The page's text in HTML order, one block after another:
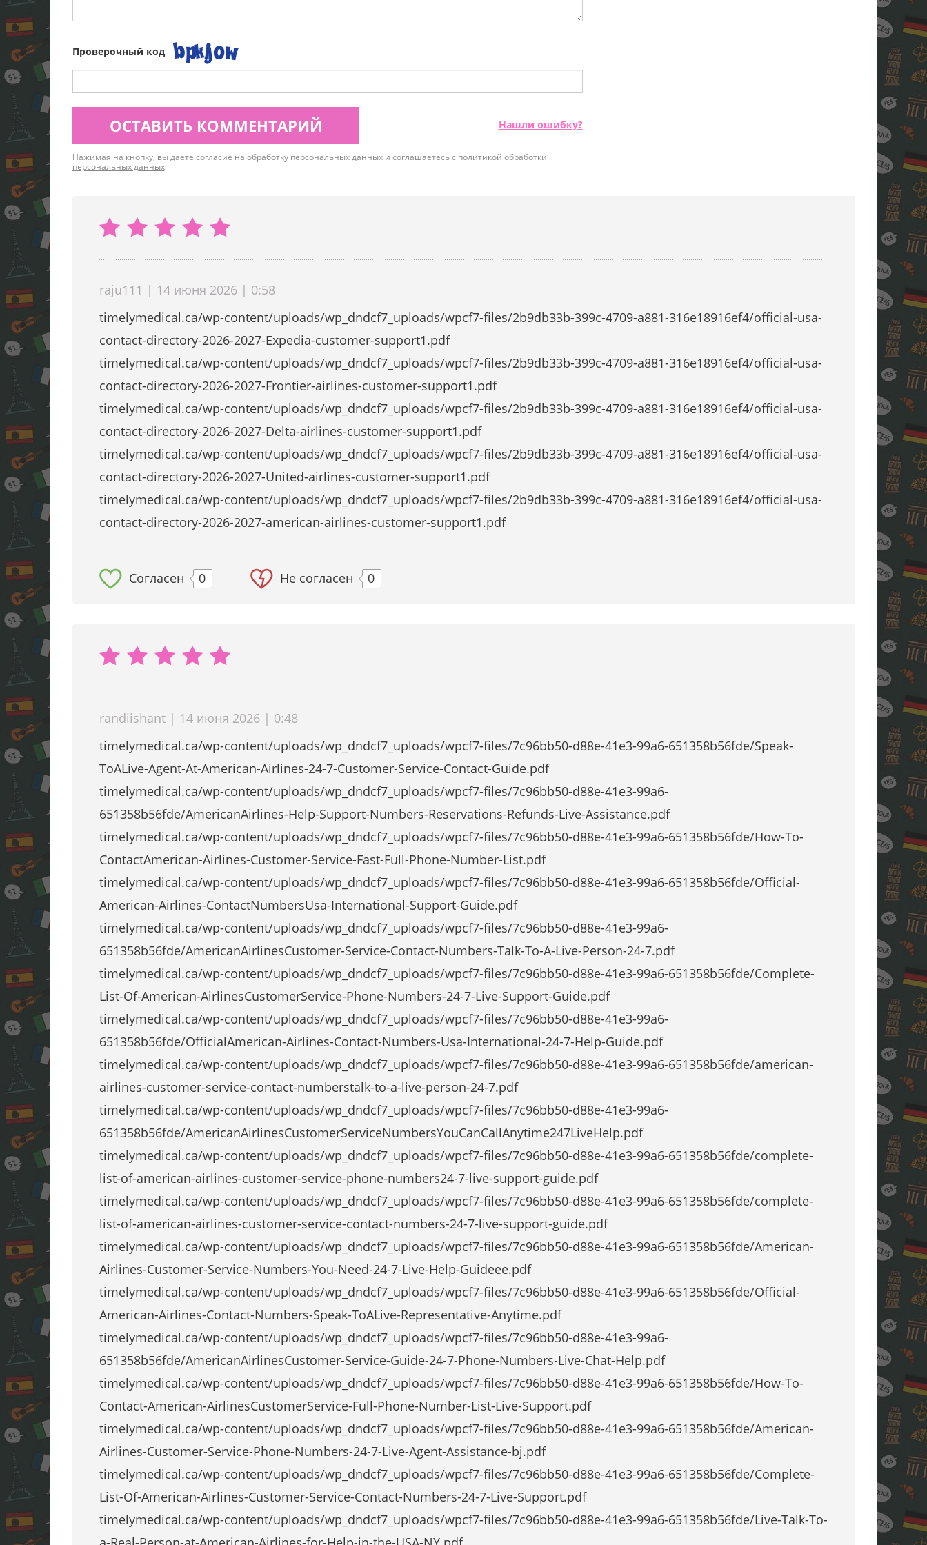
Проверочный код
ОСТАВИТЬ КОММЕНТАРИЙ Нашли ошибку?
Нажимая на кнопку, вы даёте согласие на обработку персональных данных и соглашаетесь с политикой обработки
персональных данных.
raju111 | 14 июня 2026 | 0:58
timelymedical.ca/wp-content/uploads/wp_dndcf7_uploads/wpcf7-files/2b9db33b-399c-4709-a881-316e18916ef4/official-usa-
contact-directory-2026-2027-Expedia-customer-support1.pdf
timelymedical.ca/wp-content/uploads/wp_dndcf7_uploads/wpcf7-files/2b9db33b-399c-4709-a881-316e18916ef4/official-usa-
contact-directory-2026-2027-Frontier-airlines-customer-support1.pdf
timelymedical.ca/wp-content/uploads/wp_dndcf7_uploads/wpcf7-files/2b9db33b-399c-4709-a881-316e18916ef4/official-usa-
contact-directory-2026-2027-Delta-airlines-customer-support1.pdf
timelymedical.ca/wp-content/uploads/wp_dndcf7_uploads/wpcf7-files/2b9db33b-399c-4709-a881-316e18916ef4/official-usa-
contact-directory-2026-2027-United-airlines-customer-support1.pdf
timelymedical.ca/wp-content/uploads/wp_dndcf7_uploads/wpcf7-files/2b9db33b-399c-4709-a881-316e18916ef4/official-usa-
contact-directory-2026-2027-american-airlines-customer-support1.pdf
Согласен 0 Не согласен 0
randiishant | 14 июня 2026 | 0:48
timelymedical.ca/wp-content/uploads/wp_dndcf7_uploads/wpcf7-files/7c96bb50-d88e-41e3-99a6-651358b56fde/Speak-
ToALive-Agent-At-American-Airlines-24-7-Customer-Service-Contact-Guide.pdf
timelymedical.ca/wp-content/uploads/wp_dndcf7_uploads/wpcf7-files/7c96bb50-d88e-41e3-99a6-
651358b56fde/AmericanAirlines-Help-Support-Numbers-Reservations-Refunds-Live-Assistance.pdf
timelymedical.ca/wp-content/uploads/wp_dndcf7_uploads/wpcf7-files/7c96bb50-d88e-41e3-99a6-651358b56fde/How-To-
ContactAmerican-Airlines-Customer-Service-Fast-Full-Phone-Number-List.pdf
timelymedical.ca/wp-content/uploads/wp_dndcf7_uploads/wpcf7-files/7c96bb50-d88e-41e3-99a6-651358b56fde/Official-
American-Airlines-ContactNumbersUsa-International-Support-Guide.pdf
timelymedical.ca/wp-content/uploads/wp_dndcf7_uploads/wpcf7-files/7c96bb50-d88e-41e3-99a6-
651358b56fde/AmericanAirlinesCustomer-Service-Contact-Numbers-Talk-To-A-Live-Person-24-7.pdf
timelymedical.ca/wp-content/uploads/wp_dndcf7_uploads/wpcf7-files/7c96bb50-d88e-41e3-99a6-651358b56fde/Complete-
List-Of-American-AirlinesCustomerService-Phone-Numbers-24-7-Live-Support-Guide.pdf
timelymedical.ca/wp-content/uploads/wp_dndcf7_uploads/wpcf7-files/7c96bb50-d88e-41e3-99a6-
651358b56fde/OfficialAmerican-Airlines-Contact-Numbers-Usa-International-24-7-Help-Guide.pdf
timelymedical.ca/wp-content/uploads/wp_dndcf7_uploads/wpcf7-files/7c96bb50-d88e-41e3-99a6-651358b56fde/american-
airlines-customer-service-contact-numberstalk-to-a-live-person-24-7.pdf
timelymedical.ca/wp-content/uploads/wp_dndcf7_uploads/wpcf7-files/7c96bb50-d88e-41e3-99a6-
651358b56fde/AmericanAirlinesCustomerServiceNumbersYouCanCallAnytime247LiveHelp.pdf
timelymedical.ca/wp-content/uploads/wp_dndcf7_uploads/wpcf7-files/7c96bb50-d88e-41e3-99a6-651358b56fde/complete-
list-of-american-airlines-customer-service-phone-numbers24-7-live-support-guide.pdf
timelymedical.ca/wp-content/uploads/wp_dndcf7_uploads/wpcf7-files/7c96bb50-d88e-41e3-99a6-651358b56fde/complete-
list-of-american-airlines-customer-service-contact-numbers-24-7-live-support-guide.pdf
timelymedical.ca/wp-content/uploads/wp_dndcf7_uploads/wpcf7-files/7c96bb50-d88e-41e3-99a6-651358b56fde/American-
Airlines-Customer-Service-Numbers-You-Need-24-7-Live-Help-Guideee.pdf
timelymedical.ca/wp-content/uploads/wp_dndcf7_uploads/wpcf7-files/7c96bb50-d88e-41e3-99a6-651358b56fde/Official-
American-Airlines-Contact-Numbers-Speak-ToALive-Representative-Anytime.pdf
timelymedical.ca/wp-content/uploads/wp_dndcf7_uploads/wpcf7-files/7c96bb50-d88e-41e3-99a6-
651358b56fde/AmericanAirlinesCustomer-Service-Guide-24-7-Phone-Numbers-Live-Chat-Help.pdf
timelymedical.ca/wp-content/uploads/wp_dndcf7_uploads/wpcf7-files/7c96bb50-d88e-41e3-99a6-651358b56fde/How-To-
Contact-American-AirlinesCustomerService-Full-Phone-Number-List-Live-Support.pdf
timelymedical.ca/wp-content/uploads/wp_dndcf7_uploads/wpcf7-files/7c96bb50-d88e-41e3-99a6-651358b56fde/American-
Airlines-Customer-Service-Phone-Numbers-24-7-Live-Agent-Assistance-bj.pdf
timelymedical.ca/wp-content/uploads/wp_dndcf7_uploads/wpcf7-files/7c96bb50-d88e-41e3-99a6-651358b56fde/Complete-
List-Of-American-Airlines-Customer-Service-Contact-Numbers-24-7-Live-Support.pdf
timelymedical.ca/wp-content/uploads/wp_dndcf7_uploads/wpcf7-files/7c96bb50-d88e-41e3-99a6-651358b56fde/Live-Talk-To-